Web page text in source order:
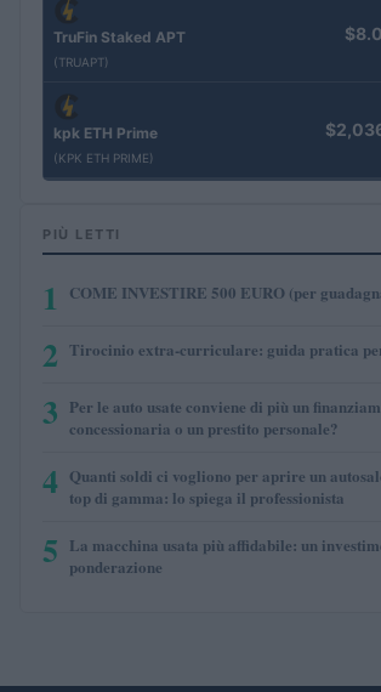
TruFin Staked APT
(TRUAPT)
kpk ETH Prime
(KPK ETH PRIME)
PIÙ LETTI
1 COME INVESTIRE 500 EURO (per
2 Tirocinio extra-curriculare: guida pratica
3 Per le auto usate conviene di più un
concessionaria o un prestito personale?
4 Quanti soldi ci vogliono per aprire un
top di gamma: lo spiega il professionista
5 La macchina usata più affidabile: un
ponderazione